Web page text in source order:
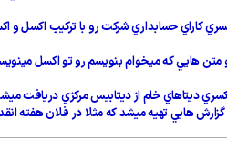
كاراي حسابداري شركت رو با تركيب
متن هايي كه ميخوام بنويسم رو تو اكسل
يكسري ديتاهاي خام از ديتابيس مركزي
گزارش هايي تهيه ميشد كه مثلا در فلان